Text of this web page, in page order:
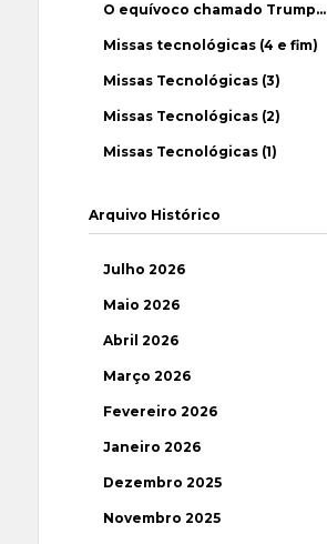
O equívoco chamado Trump…
Missas tecnológicas (4 e fim)
Missas Tecnológicas (3)
Missas Tecnológicas (2)
Missas Tecnológicas (1)
Arquivo Histórico
Julho 2026
Maio 2026
Abril 2026
Março 2026
Fevereiro 2026
Janeiro 2026
Dezembro 2025
Novembro 2025